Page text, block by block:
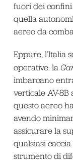
fuori dei
quella
aereo da
Eppure, l’Italia
operative: la
imbarcano
verticale AV-
questo aereo
avendo
assicurare la
qualsiasi
strumento di